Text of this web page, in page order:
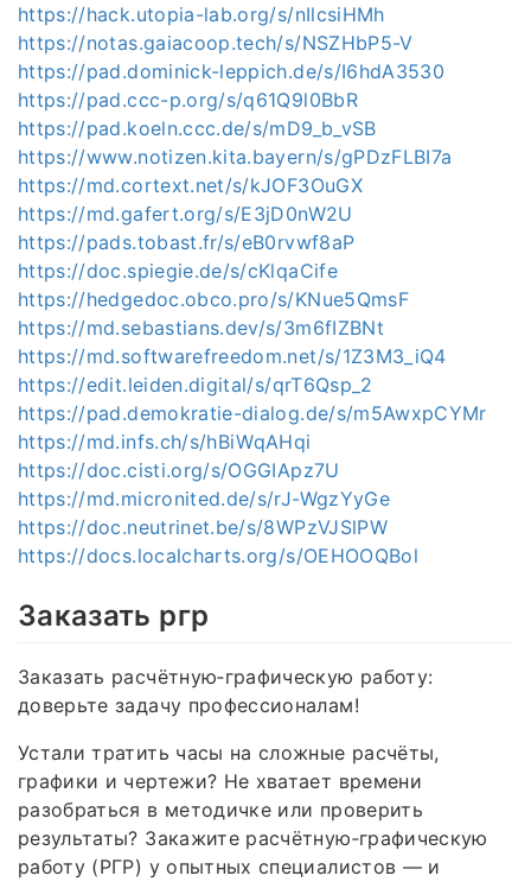
https://hack.utopia-lab.org/s/nIlcsiHMh
https://notas.gaiacoop.tech/s/NSZHbP5-V
https://pad.dominick-leppich.de/s/I6hdA3530
https://pad.ccc-p.org/s/q61Q9l0BbR
https://pad.koeln.ccc.de/s/mD9_b_vSB
https://www.notizen.kita.bayern/s/gPDzFLBI7a
https://md.cortext.net/s/kJOF3OuGX
https://md.gafert.org/s/E3jD0nW2U
https://pads.tobast.fr/s/eB0rvwf8aP
https://doc.spiegie.de/s/cKlqaCife
https://hedgedoc.obco.pro/s/KNue5QmsF
https://md.sebastians.dev/s/3m6fIZBNt
https://md.softwarefreedom.net/s/1Z3M3_iQ4
https://edit.leiden.digital/s/qrT6Qsp_2
https://pad.demokratie-dialog.de/s/m5AwxpCYMr
https://md.infs.ch/s/hBiWqAHqi
https://doc.cisti.org/s/OGGIApz7U
https://md.micronited.de/s/rJ-WgzYyGe
https://doc.neutrinet.be/s/8WPzVJSlPW
https://docs.localcharts.org/s/OEHOOQBol
Заказать ргр
Заказать расчётную‑графическую работу:
доверьте задачу профессионалам!
Устали тратить часы на сложные расчёты,
графики и чертежи? Не хватает времени
разобраться в методичке или проверить
результаты? Закажите расчётную‑графическую
работу (РГР) у опытных специалистов — и